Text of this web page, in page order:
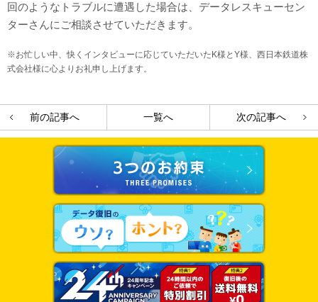
回のようなトラブルに遭遇した場合は、データレスキューセン
ターさんにご相談させていただきます。
※お忙しい中、快くインタビューに応じていただいたK様とY様、西日本鉄道株
式会社様に心よりお礼申し上げます。
前の記事へ 一覧へ 次の記事へ